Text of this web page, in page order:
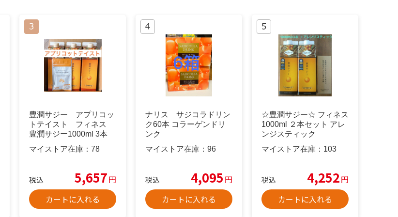
豊潤サジー アプリコッ
トテイスト フィネス
豊潤サジー1000ml 3本
マイストア在庫： 78
税込 5,657円
カートに入れる
ナリス サジコラドリン
ク60本 コラーゲンドリ
ンク
マイストア在庫： 96
税込 4,095 円
カートに入れる
☆豊潤サジー☆ フィネス
1000ml ２本セット アレ
ンジスティック
マイストア在庫： 103
税込 4,252円
カートに入れる